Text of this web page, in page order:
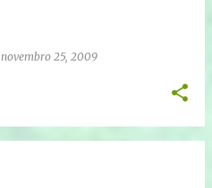
novembro 25, 2009